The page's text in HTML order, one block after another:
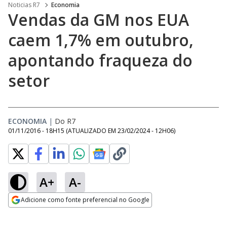
Noticias R7 Economia
Vendas da GM nos EUA
caem 1,7% em outubro,
apontando fraqueza do
setor
ECONOMIA | Do R7
01/11/2016 - 18H15 (ATUALIZADO EM 23/02/2024 - 12H06)
A+ A-
Adicione como fonte preferencial no Google